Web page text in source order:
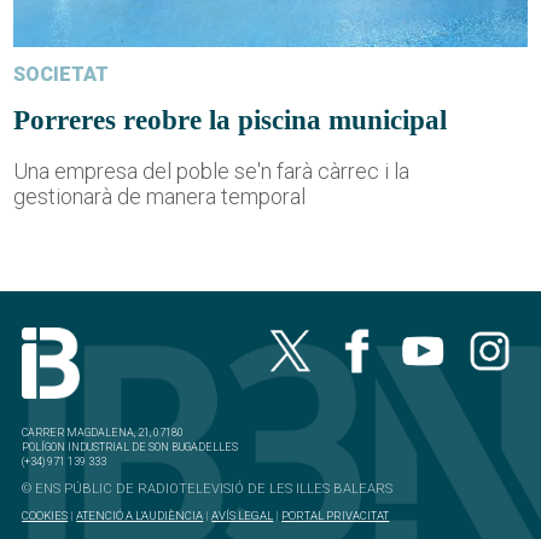
SOCIETAT
Porreres reobre la piscina municipal
Una empresa del poble se'n farà càrrec i la
gestionarà de manera temporal
CARRER MAGDALENA, 21, 07180
POLÍGON INDUSTRIAL DE SON BUGADELLES
(+34) 971 139 333
© ENS PÚBLIC DE RADIOTELEVISIÓ DE LES ILLES BALEARS
COOKIES |ATENCIÓ A L'AUDIÈNCIA |AVÍS LEGAL | PORTAL PRIVACITAT